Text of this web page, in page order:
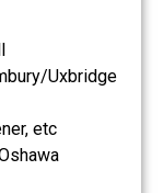
Uxbridge
etc